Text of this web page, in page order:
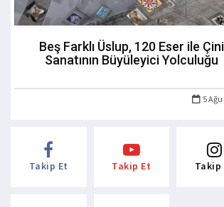
Beş Farklı Üslup, 120 Eser ile Çini
Sanatının Büyüleyici Yolculuğu
5
Takip Et Takip Et Takip